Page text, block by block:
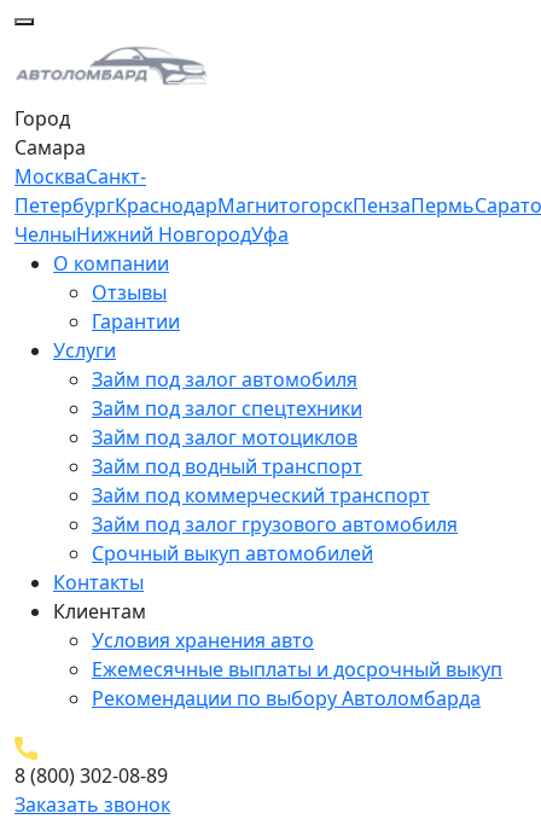
Город
Самара
МоскваСанкт-
ПетербургКраснодарМагнитогорскПензаПермь
ЧелныНижний НовгородУфа
О компании
Отзывы
Гарантии
Услуги
Займ под залог автомобиля
Займ под залог спецтехники
Займ под залог мотоциклов
Займ под водный транспорт
Займ под коммерческий транспорт
Займ под залог грузового автомобиля
Срочный выкуп автомобилей
Контакты
Клиентам
Условия хранения авто
Ежемесячные выплаты и досрочный выкуп
Рекомендации по выбору Автоломбарда
8 (800) 302-08-89
Заказать звонок